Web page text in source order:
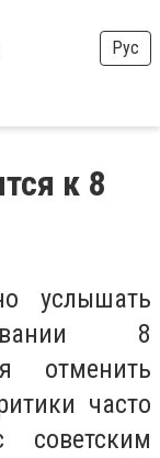
Рус
к 8
услышать
8
отменить
часто
советским